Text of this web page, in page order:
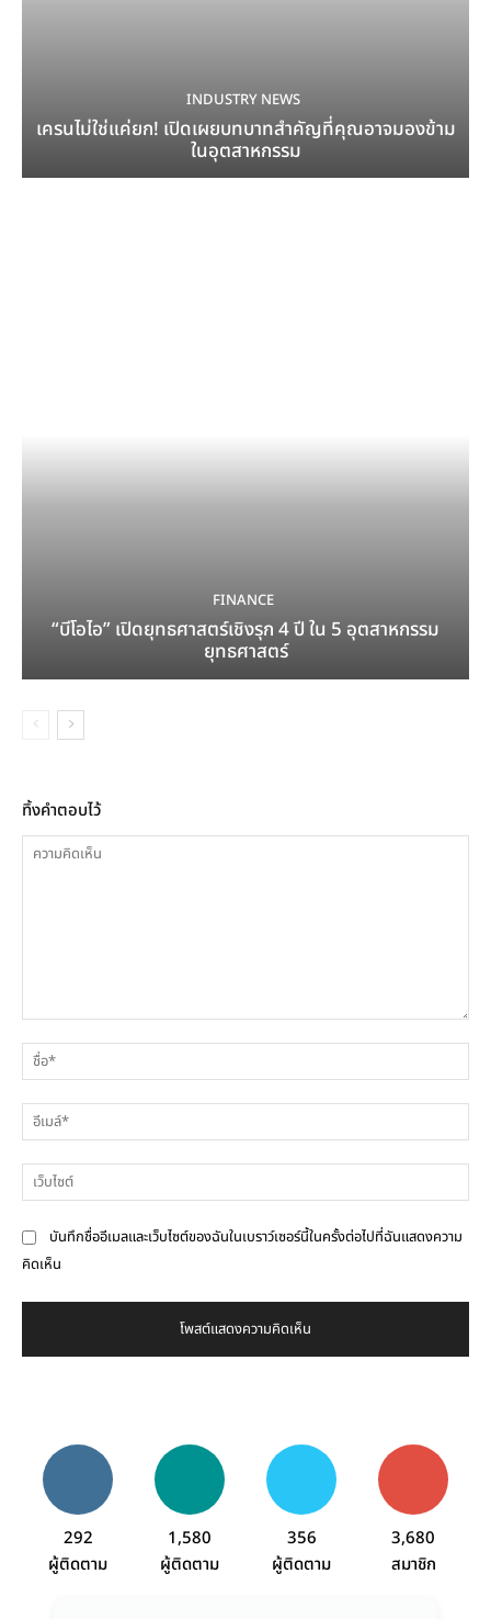
INDUSTRY NEWS
เครนไม่ใช่แค่ยก! เปิดเผยบทบาทสำคัญที่คุณอาจมองข้าม
ในอุตสาหกรรม
FINANCE
“บีโอไอ” เปิดยุทธศาสตร์เชิงรุก 4 ปี ใน 5 อุตสาหกรรม
ยุทธศาสตร์
ทิ้งคำตอบไว้
คิด
เห็น
บันทึกชื่ออีเมลและเว็บไซต์ของฉันในเบราว์เซอร์นี้ในครั้งต่อไปที่ฉันแสดงความ
คิดเห็น
292
ผู้ติดตาม
1,580
ผู้ติดตาม
356
ผู้ติดตาม
3,680
สมาชิก